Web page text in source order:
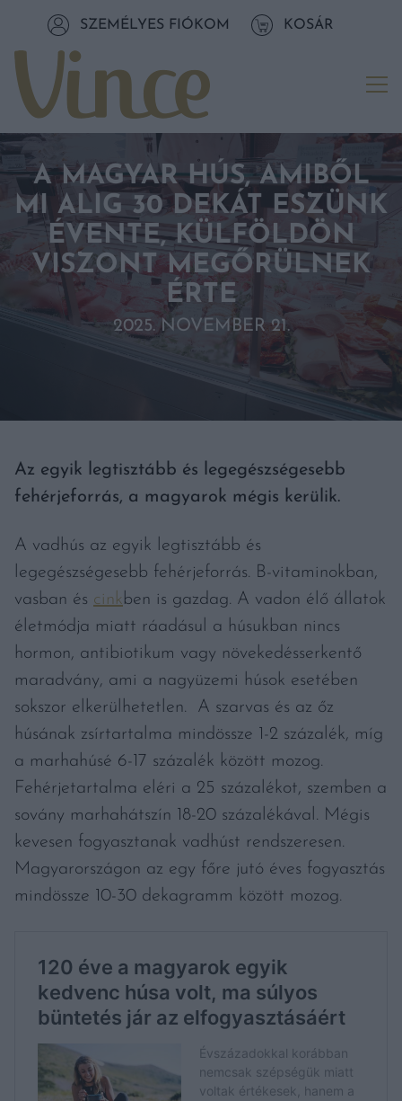
Tovább a tartalomhozSZEMÉLYES FIÓKOM KOSÁR
A MAGYAR HÚS, AMIBŐL
MI ALIG 30 DEKÁT ESZÜNK
ÉVENTE, KÜLFÖLDÖN
VISZONT MEGŐRÜLNEK
ÉRTE
2025. NOVEMBER 21.
Az egyik legtisztább és legegészségesebb
fehérjeforrás, a magyarok mégis kerülik.
A vadhús az egyik legtisztább és
legegészségesebb fehérjeforrás. B-vitaminokban,
vasban és cinkben is gazdag. A vadon élő állatok
életmódja miatt ráadásul a húsukban nincs
hormon, antibiotikum vagy növekedésserkentő
maradvány, ami a nagyüzemi húsok esetében
sokszor elkerülhetetlen. A szarvas és az őz
húsának zsírtartalma mindössze 1-2 százalék, míg
a marhahúsé 6-17 százalék között mozog.
Fehérjetartalma eléri a 25 százalékot, szemben a
sovány marhahátszín 18-20 százalékával. Mégis
kevesen fogyasztanak vadhúst rendszeresen.
Magyarországon az egy főre jutó éves fogyasztás
mindössze 10-30 dekagramm között mozog.